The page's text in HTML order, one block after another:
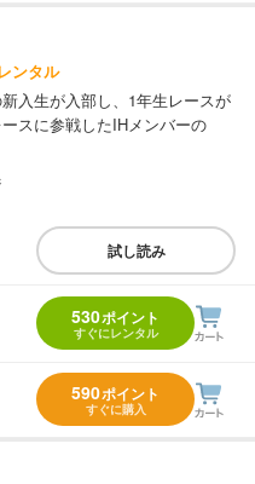
ンタル
入生が入部し、1年生レースが
スに参戦したIHメンバーの
試し読み
530ポイント
すぐにレンタル
590ポイント
すぐに購入